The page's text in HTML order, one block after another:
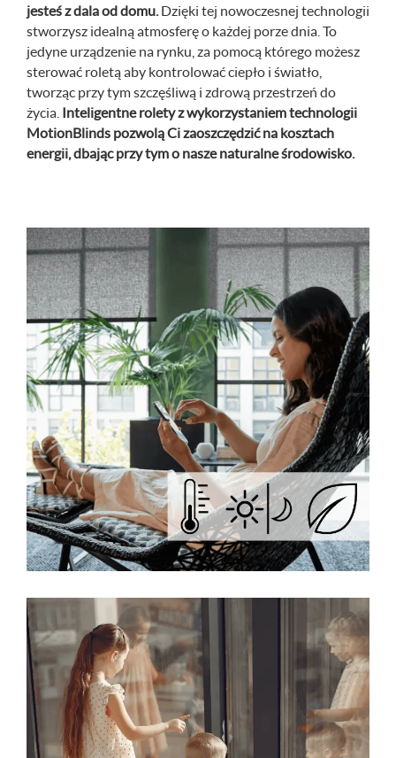
jesteś z dala od domu. Dzięki tej nowoczesnej technologii
stworzysz idealną atmosferę o każdej porze dnia. To
jedyne urządzenie na rynku, za pomocą którego możesz
sterować roletą aby kontrolować ciepło i światło,
tworząc przy tym szczęśliwą i zdrową przestrzeń do
życia. Inteligentne rolety z wykorzystaniem technologii
MotionBlinds pozwolą Ci zaoszczędzić na kosztach
energii, dbając przy tym o nasze naturalne środowisko.